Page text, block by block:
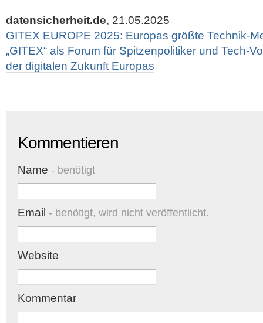
datensicherheit.de, 21.05.2025
GITEX EUROPE 2025: Europas größte Technik-
„GITEX“ als Forum für Spitzenpolitiker und Tech-
der digitalen Zukunft Europas
Kommentieren
Name - benötigt
Email - benötigt, wird nicht veröffentlicht.
Website
Kommentar